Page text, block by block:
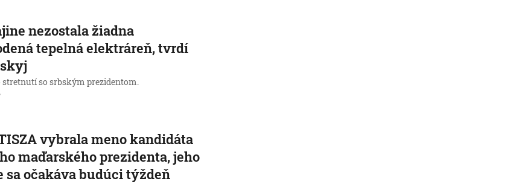
nezostala žiadna
tepelná elektráreň, tvrdí
stretnutí so srbským prezidentom.
vybrala meno kandidáta
maďarského prezidenta, jeho
sa očakáva budúci týždeň